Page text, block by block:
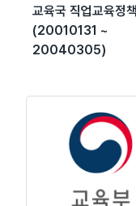
교육국 직업교육정
(20010131 ~
20040305)